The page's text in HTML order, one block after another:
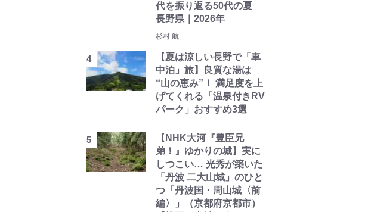
代を振り返る50代の夏
長野県｜2026年
杉村 航
【夏は涼しい長野で「車
中泊」旅】良質な湯は
“山の恵み”！ 満足度を上
げてくれる「温泉付きRV
パーク」おすすめ3選
【NHK大河『豊臣兄
弟！』ゆかりの城】実に
しつこい… 光秀が築いた
「丹波 二大山城」のひと
つ「丹波国・周山城〈前
編〉」（京都府京都市）